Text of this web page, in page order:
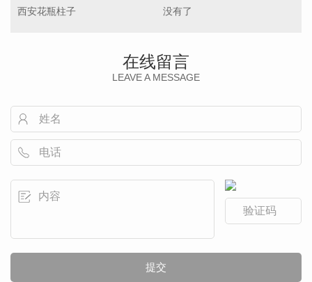
西安花瓶柱子 没有了
在线留言
LEAVE A MESSAGE